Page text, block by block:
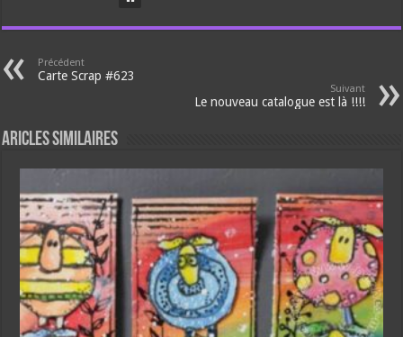
Précédent
Carte Scrap #623
Suivant
Le nouveau catalogue est là !!!!
Aricles similaires